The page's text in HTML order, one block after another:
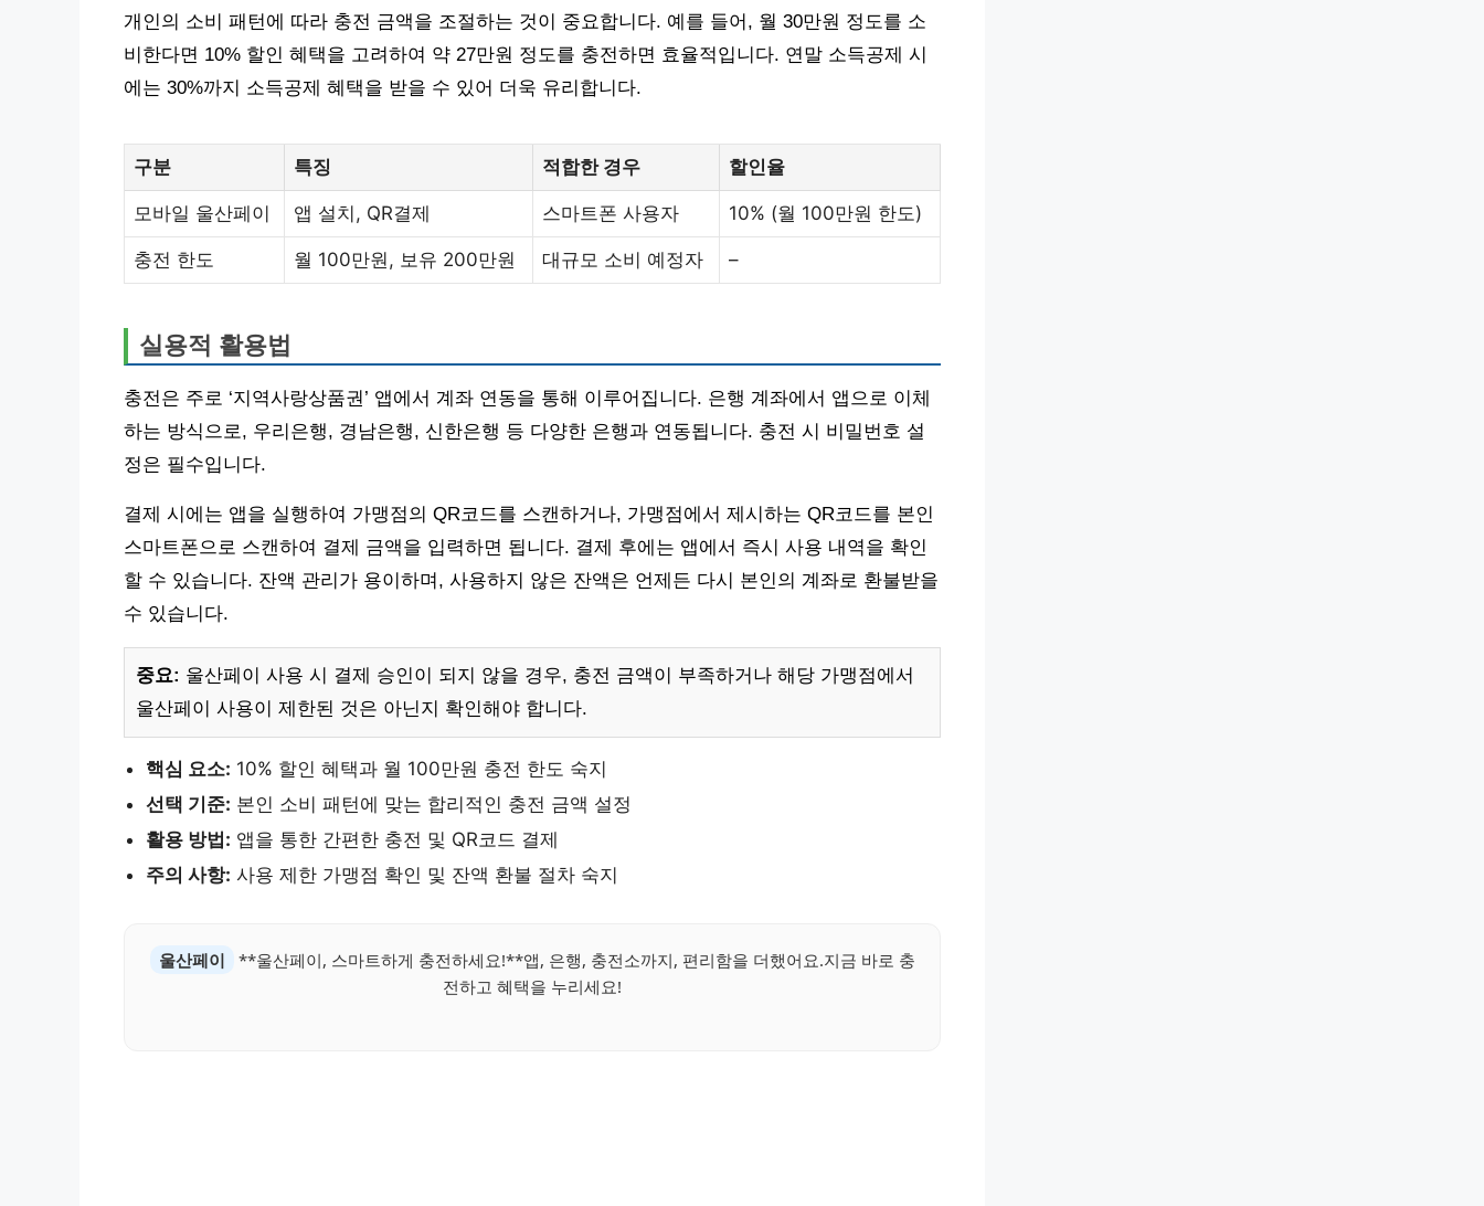
개인의 소비 패턴에 따라 충전 금액을 조절하는 것이 중요합니다. 예를 들어, 월 30만원 정도를 소
비한다면 10% 할인 혜택을 고려하여 약 27만원 정도를 충전하면 효율적입니다. 연말 소득공제 시
에는 30%까지 소득공제 혜택을 받을 수 있어 더욱 유리합니다.
구분 특징 적합한 경우 할인율
모바일 울산페이 앱 설치, QR결제 스마트폰 사용자 10% (월 100만원 한도)
충전 한도 월 100만원, 보유 200만원 대규모 소비 예정자 –
실용적 활용법
충전은 주로 ‘지역사랑상품권’ 앱에서 계좌 연동을 통해 이루어집니다. 은행 계좌에서 앱으로 이체
하는 방식으로, 우리은행, 경남은행, 신한은행 등 다양한 은행과 연동됩니다. 충전 시 비밀번호 설
정은 필수입니다.
결제 시에는 앱을 실행하여 가맹점의 QR코드를 스캔하거나, 가맹점에서 제시하는 QR코드를 본인
스마트폰으로 스캔하여 결제 금액을 입력하면 됩니다. 결제 후에는 앱에서 즉시 사용 내역을 확인
할 수 있습니다. 잔액 관리가 용이하며, 사용하지 않은 잔액은 언제든 다시 본인의 계좌로 환불받을
수 있습니다.
중요: 울산페이 사용 시 결제 승인이 되지 않을 경우, 충전 금액이 부족하거나 해당 가맹점에서
울산페이 사용이 제한된 것은 아닌지 확인해야 합니다.
핵심 요소: 10% 할인 혜택과 월 100만원 충전 한도 숙지
선택 기준: 본인 소비 패턴에 맞는 합리적인 충전 금액 설정
활용 방법: 앱을 통한 간편한 충전 및 QR코드 결제
주의 사항: 사용 제한 가맹점 확인 및 잔액 환불 절차 숙지
울산페이
**울산페이, 스마트하게 충전하세요!**앱, 은행, 충전소까지, 편리함을 더했어요.지금 바로 충
전하고 혜택을 누리세요!